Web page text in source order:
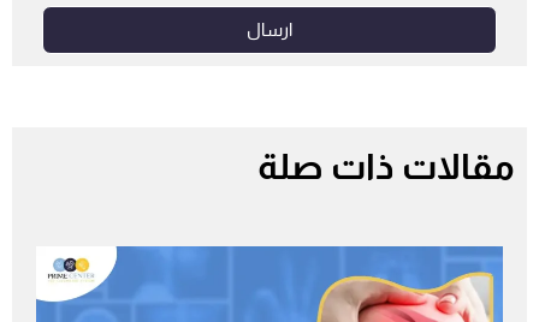
ارسال
مقالات ذات صلة